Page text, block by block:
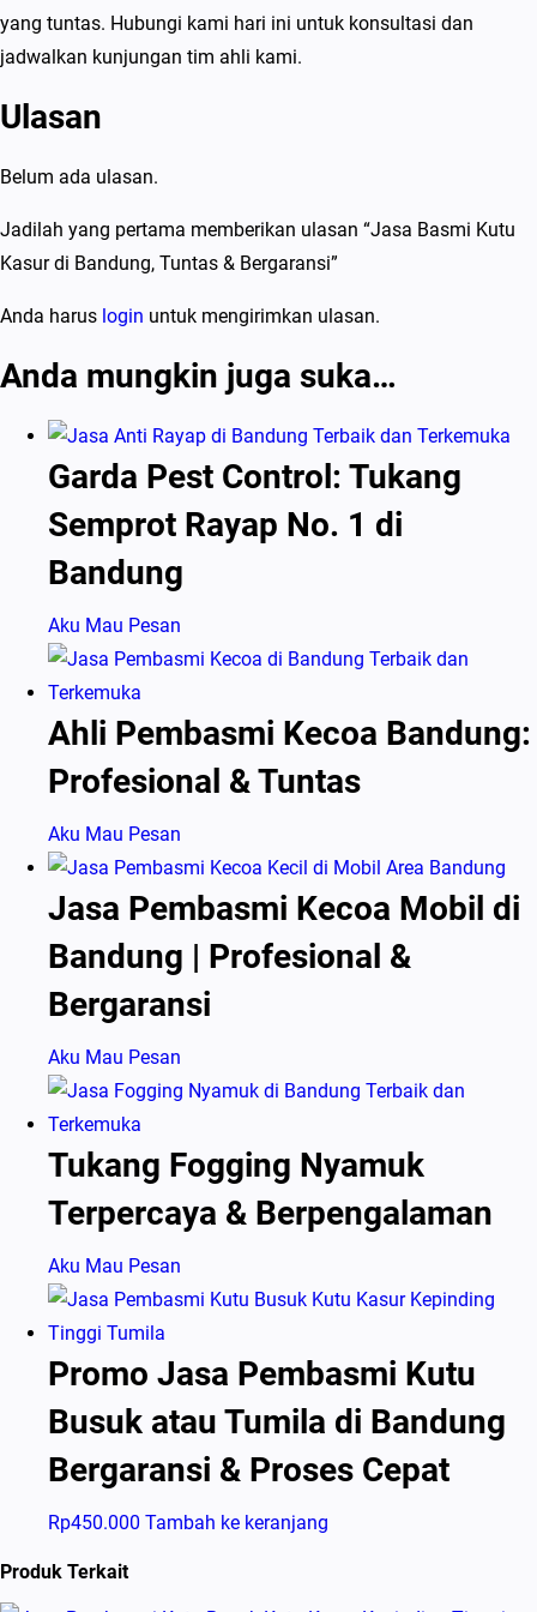
yang tuntas. Hubungi kami hari ini untuk konsultasi dan
jadwalkan kunjungan tim ahli kami.
Ulasan
Belum ada ulasan.
Jadilah yang pertama memberikan ulasan “Jasa Basmi Kutu
Kasur di Bandung, Tuntas & Bergaransi”
Anda harus login untuk mengirimkan ulasan.
Anda mungkin juga suka…
Garda Pest Control: Tukang
Semprot Rayap No. 1 di
Bandung
Aku Mau Pesan
Ahli Pembasmi Kecoa Bandung:
Profesional & Tuntas
Aku Mau Pesan
Jasa Pembasmi Kecoa Mobil di
Bandung | Profesional &
Bergaransi
Aku Mau Pesan
Tukang Fogging Nyamuk
Terpercaya & Berpengalaman
Aku Mau Pesan
Promo Jasa Pembasmi Kutu
Busuk atau Tumila di Bandung
Bergaransi & Proses Cepat
Rp450.000 Tambah ke keranjang
Produk Terkait